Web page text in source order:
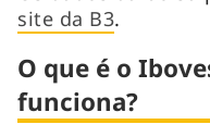
site da B3.
O que é o
funciona?